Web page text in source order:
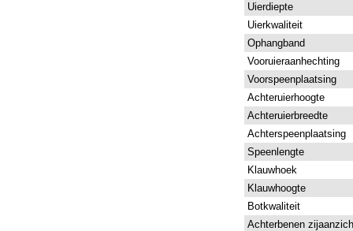
Uierdiepte
Uierkwaliteit
Ophangband
Vooruieraanhechting
Voorspeenplaatsing
Achteruierhoogte
Achteruierbreedte
Achterspeenplaatsing
Speenlengte
Klauwhoek
Klauwhoogte
Botkwaliteit
Achterbenen